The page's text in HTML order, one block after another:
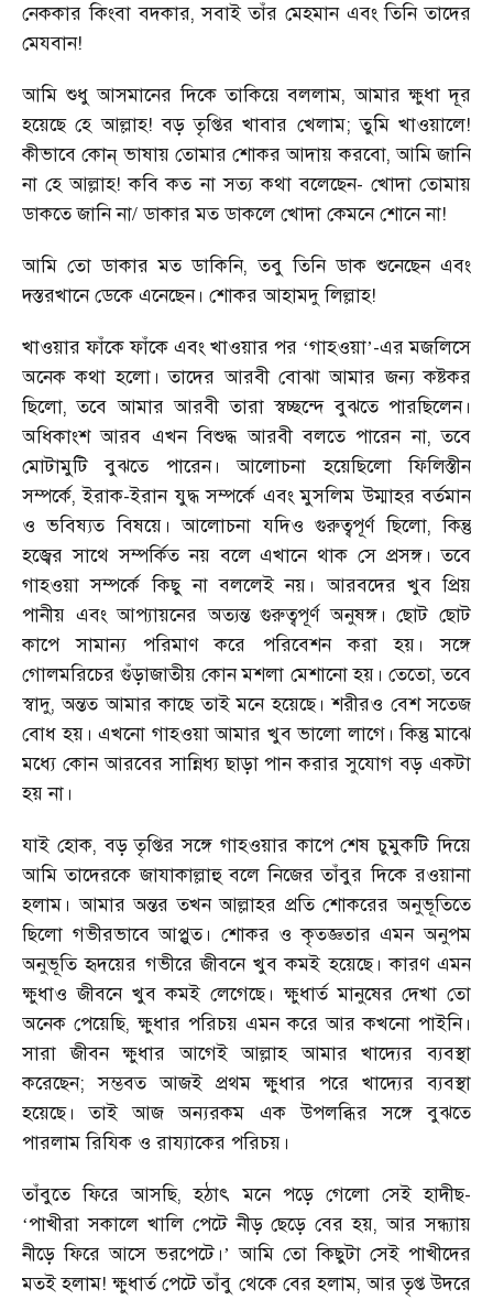
নেককার কিংবা বদকার, সবাই তাঁর মেহমান এবং তিনি তাদের
মেযবান!
আমি শুধু আসমানের দিকে তাকিয়ে বললাম, আমার ক্ষুধা দূর
হয়েছে হে আল্লাহ! বড় তৃপ্তির খাবার খেলাম; তুমি খাওয়ালে!
কীভাবে কোন্ ভাষায় তোমার শোকর আদায় করবো, আমি জানি
না হে আল্লাহ! কবি কত না সত্য কথা বলেছেন- খোদা তোমায়
ডাকতে জানি না/ ডাকার মত ডাকলে খোদা কেমনে শোনে না!
আমি তো ডাকার মত ডাকিনি, তবু তিনি ডাক শুনেছেন এবং
দস্তরখানে ডেকে এনেছেন। শোকর আহামদু লিল্লাহ!
খাওয়ার ফাঁকে ফাঁকে এবং খাওয়ার পর ‘গাহওয়া’-এর মজলিসে
অনেক কথা হলো। তাদের আরবী বোঝা আমার জন্য কষ্টকর
ছিলো, তবে আমার আরবী তারা স্বচ্ছন্দে বুঝতে পারছিলেন।
অধিকাংশ আরব এখন বিশুদ্ধ আরবী বলতে পারেন না, তবে
মোটামুটি বুঝতে পারেন। আলোচনা হয়েছিলো ফিলিস্তীন
সম্পর্কে, ইরাক-ইরান যুদ্ধ সম্পর্কে এবং মুসলিম উম্মাহর বর্তমান
ও ভবিষ্যত বিষয়ে। আলোচনা যদিও গুরুত্বপূর্ণ ছিলো, কিন্তু
হজ্বের সাথে সম্পর্কিত নয় বলে এখানে থাক সে প্রসঙ্গ। তবে
গাহওয়া সম্পর্কে কিছু না বললেই নয়। আরবদের খুব প্রিয়
পানীয় এবং আপ্যায়নের অত্যন্ত গুরুত্বপূর্ণ অনুষঙ্গ। ছোট ছোট
কাপে সামান্য পরিমাণ করে পরিবেশন করা হয়। সঙ্গে
গোলমরিচের গুঁড়াজাতীয় কোন মশলা মেশানো হয়। তেতো, তবে
স্বাদু, অন্তত আমার কাছে তাই মনে হয়েছে। শরীরও বেশ সতেজ
বোধ হয়। এখনো গাহওয়া আমার খুব ভালো লাগে। কিন্তু মাঝে
মধ্যে কোন আরবের সান্নিধ্য ছাড়া পান করার সুযোগ বড় একটা
হয় না।
যাই হোক, বড় তৃপ্তির সঙ্গে গাহওয়ার কাপে শেষ চুমুকটি দিয়ে
আমি তাদেরকে জাযাকাল্লাহু বলে নিজের তাঁবুর দিকে রওয়ানা
হলাম। আমার অন্তর তখন আল্লাহর প্রতি শোকরের অনুভূতিতে
ছিলো গভীরভাবে আপ্লুত। শোকর ও কৃতজ্ঞতার এমন অনুপম
অনুভূতি হৃদয়ের গভীরে জীবনে খুব কমই হয়েছে। কারণ এমন
ক্ষুধাও জীবনে খুব কমই লেগেছে। ক্ষুধার্ত মানুষের দেখা তো
অনেক পেয়েছি, ক্ষুধার পরিচয় এমন করে আর কখনো পাইনি।
সারা জীবন ক্ষুধার আগেই আল্লাহ আমার খাদ্যের ব্যবস্থা
করেছেন; সম্ভবত আজই প্রথম ক্ষুধার পরে খাদ্যের ব্যবস্থা
হয়েছে। তাই আজ অন্যরকম এক উপলব্ধির সঙ্গে বুঝতে
পারলাম রিযিক ও রায্যাকের পরিচয়।
তাঁবুতে ফিরে আসছি, হঠাৎ মনে পড়ে গেলো সেই হাদীছ-
‘পাখীরা সকালে খালি পেটে নীড় ছেড়ে বের হয়, আর সন্ধ্যায়
নীড়ে ফিরে আসে ভরপেটে।’ আমি তো কিছুটা সেই পাখীদের
মতই হলাম! ক্ষুধার্ত পেটে তাঁবু থেকে বের হলাম, আর তৃপ্ত উদরে